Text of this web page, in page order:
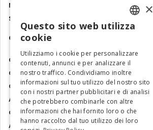
Mostre, eventi e spettacoli
Storie e tradizioni
Contatti
Chi siamo
Collabora con noi
Contatti
Ambasciatrice dell'Eccellenza
Osservatorio Turismo
Area Riservata
ENGLISH
ITALIAN
×
Questo sito web utilizza
cookie
Utilizziamo i cookie per personalizzare
contenuti, annunci e per analizzare il
nostro traffico. Condividiamo inoltre
informazioni sul tuo utilizzo del nostro sito
con i nostri partner pubblicitari e di analisi
che potrebbero combinarle con altre
informazioni che hai fornito loro o che
hanno raccolto dal tuo utilizzo dei loro